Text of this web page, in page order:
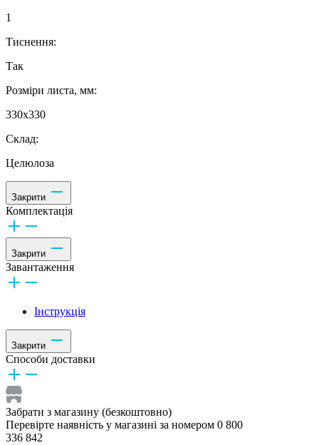
1
Тиснення:
Так
Розміри листа, мм:
330х330
Склад:
Целюлоза
Закрити
Комплектація
Закрити
Завантаження
Інструкція
Закрити
Способи доставки
Забрати з магазину (безкоштовно)
Перевірте наявність у магазині за номером 0 800
336 842